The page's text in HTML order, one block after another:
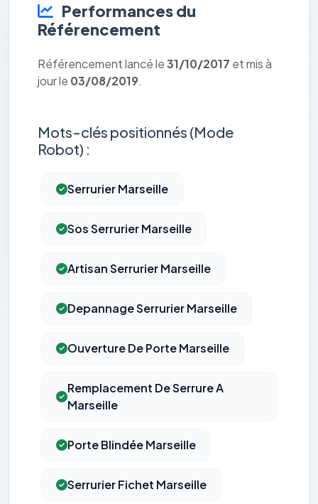
Performances du
Référencement
Référencement lancé le31/10/2017 et mis à
jour le 03/08/2019.
Mots-clés positionnés (Mode
Robot) :
Serrurier Marseille
Sos Serrurier Marseille
Artisan Serrurier Marseille
Depannage Serrurier Marseille
Ouverture De Porte Marseille
Remplacement De Serrure A
Marseille
Porte Blindée Marseille
Serrurier Fichet Marseille